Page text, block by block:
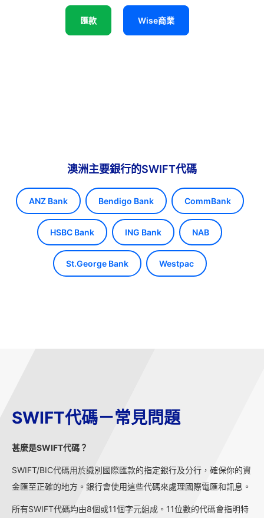
匯款 Wise商業
澳洲主要銀行的SWIFT代碼
ANZ Bank Bendigo Bank CommBank
HSBC Bank ING Bank NAB
St.George Bank Westpac
SWIFT代碼－常見問題
甚麼是SWIFT代碼？
SWIFT/BIC代碼用於識別國際匯款的指定銀行及分行，確保你的資
金匯至正確的地方。銀行會使用這些代碼來處理國際電匯和訊息。
所有SWIFT代碼均由8個或11個字元組成。11位數的代碼會指明特